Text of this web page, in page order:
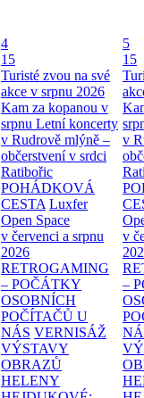
4
15
Turisté zvou na své
akce v srpnu 2026
Kam za kopanou v
srpnu Letní koncerty
v Rudrově mlýně –
občerstvení v srdci
Ratibořic
POHÁDKOVÁ
CESTA Luxfer
Open Space
v červenci a srpnu
2026
RETROGAMING
– POČÁTKY
OSOBNÍCH
POČÍTAČŮ U
NÁS VERNISÁŽ
VÝSTAVY
OBRAZŮ
HELENY
5
15
v
v
–